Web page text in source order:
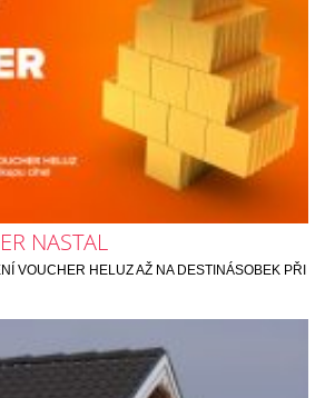
NASTAL
VOUCHER HELUZ AŽ NA DESTINÁSOBEK PŘI